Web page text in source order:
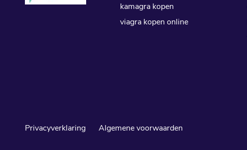
kamagra kopen
viagra kopen online
Privacyverklaring Algemene voorwaarden